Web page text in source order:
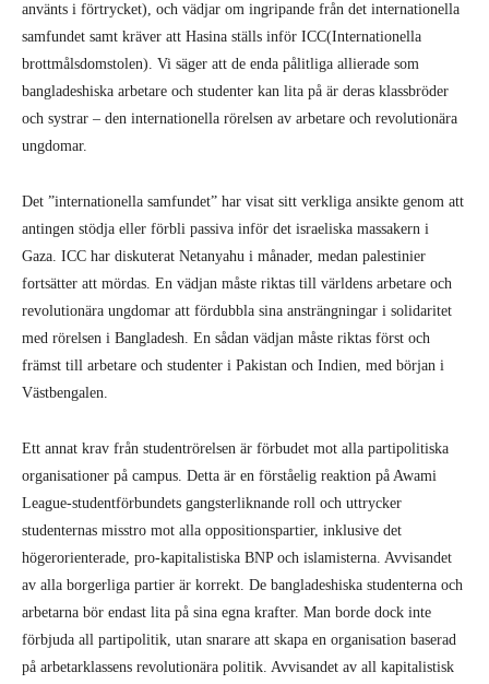
använts i förtrycket), och vädjar om ingripande från det internationella
samfundet samt kräver att Hasina ställs inför ICC(Internationella
brottmålsdomstolen). Vi säger att de enda pålitliga allierade som
bangladeshiska arbetare och studenter kan lita på är deras klassbröder
och systrar – den internationella rörelsen av arbetare och revolutionära
ungdomar.
Det ”internationella samfundet” har visat sitt verkliga ansikte genom att
antingen stödja eller förbli passiva inför det israeliska massakern i
Gaza. ICC har diskuterat Netanyahu i månader, medan palestinier
fortsätter att mördas. En vädjan måste riktas till världens arbetare och
revolutionära ungdomar att fördubbla sina ansträngningar i solidaritet
med rörelsen i Bangladesh. En sådan vädjan måste riktas först och
främst till arbetare och studenter i Pakistan och Indien, med början i
Västbengalen.
Ett annat krav från studentrörelsen är förbudet mot alla partipolitiska
organisationer på campus. Detta är en förståelig reaktion på Awami
League-studentförbundets gangsterliknande roll och uttrycker
studenternas misstro mot alla oppositionspartier, inklusive det
högerorienterade, pro-kapitalistiska BNP och islamisterna. Avvisandet
av alla borgerliga partier är korrekt. De bangladeshiska studenterna och
arbetarna bör endast lita på sina egna krafter. Man borde dock inte
förbjuda all partipolitik, utan snarare att skapa en organisation baserad
på arbetarklassens revolutionära politik. Avvisandet av all kapitalistisk